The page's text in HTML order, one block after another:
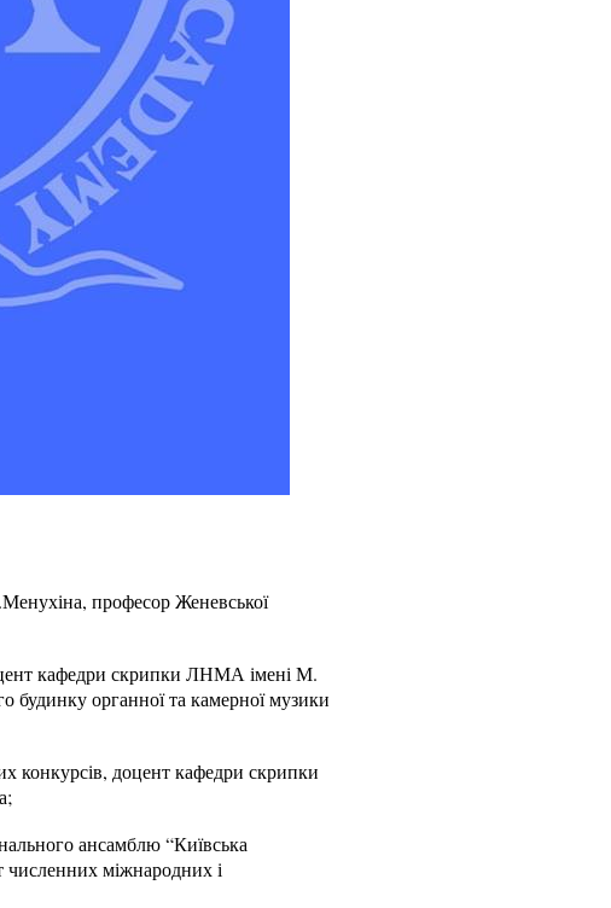
професор Женевської
кафедри скрипки ЛНМА імені М.
будинку органної та камерної музики
доцент кафедри скрипки
ансамблю “Київська
міжнародних і